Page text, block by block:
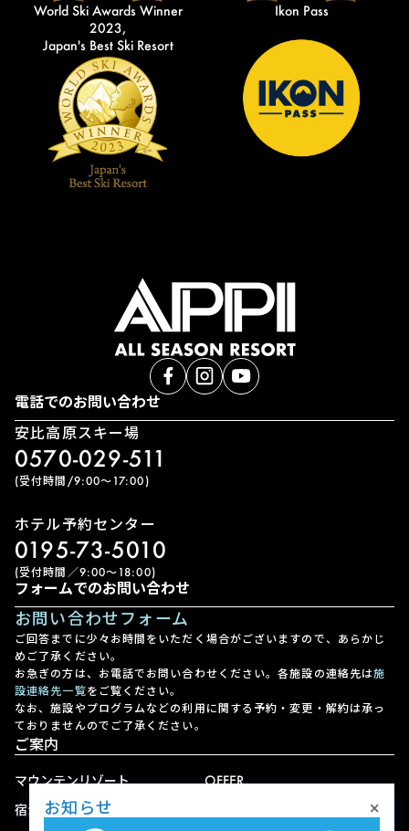
World Ski Awards Winner
2023,
Japan's Best Ski Resort
Ikon Pass
電話でのお問い合わせ
安比高原スキー場
0570-029-511
(受付時間/9:00〜17:00)
ホテル予約センター
0195-73-5010
(受付時間／9:00〜18:00)
フォームでのお問い合わせ
お問い合わせフォーム
ご回答までに少々お時間をいただく場合がございますので、あらかじ
めご了承ください。
お急ぎの方は、お電話でお問い合わせください。各施設の連絡先は施
設連絡先一覧をご覧ください。
なお、施設やプログラムなどの利用に関する予約・変更・解約は承っ
ておりませんのでご了承ください。
ご案内
マウンテンリゾート
宿泊
OFFER
お知らせ ×